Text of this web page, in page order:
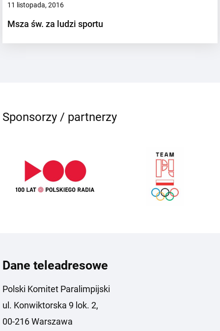
11 listopada, 2016
Msza św. za ludzi sportu
Sponsorzy / partnerzy
Dane teleadresowe
Polski Komitet Paralimpijski
ul. Konwiktorska 9 lok. 2,
00-216 Warszawa